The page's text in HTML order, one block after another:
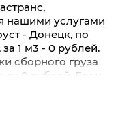
нашими услугами
- Донецк, по
1 м3 - 0 рублей.
сборного груза
от 0 рублей. Если
партией по
возникли
на